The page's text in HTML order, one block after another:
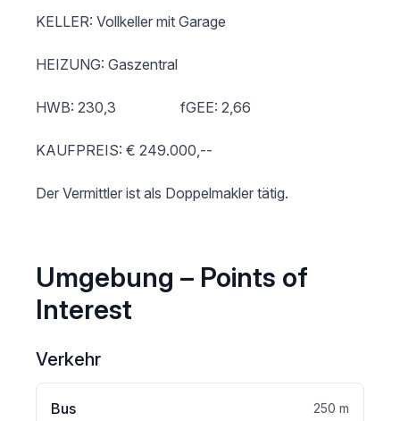
KELLER: Vollkeller mit Garage
HEIZUNG: Gaszentral
HWB: 230,3                  fGEE: 2,66
KAUFPREIS: € 249.000,--
Umgebung – Points of
Interest
Verkehr
Bus 250 m